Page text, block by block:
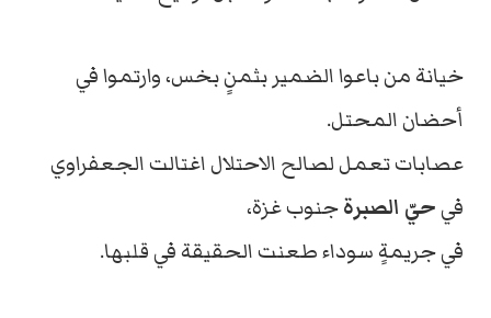
خيانة من باعوا الضمير بثمنٍ بخس، وارتموا في
أحضان المحتل.
عصابات تعمل لصالح الاحتلال اغتالت الجعفراوي
فيحيّ الصبرةجنوب غزة،
في جريمةٍ سوداء طعنت الحقيقة في قلبها.